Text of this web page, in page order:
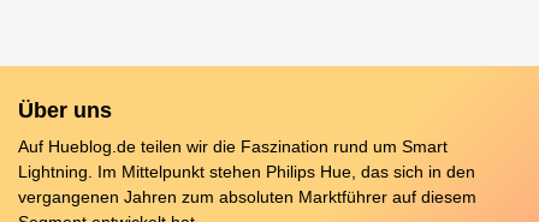
Über uns
Auf Hueblog.de teilen wir die Faszination rund um Smart
Lightning. Im Mittelpunkt stehen Philips Hue, das sich in den
vergangenen Jahren zum absoluten Marktführer auf diesem